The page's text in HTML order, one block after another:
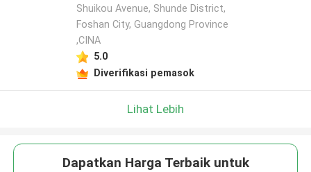
Shuikou Avenue, Shunde District,
Foshan City, Guangdong Province
,CINA
5.0
Diverifikasi pemasok
Lihat Lebih
Dapatkan Harga Terbaik untuk